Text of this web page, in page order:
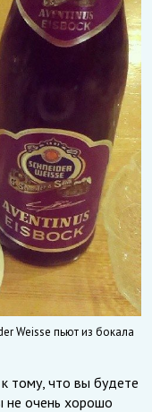
Weisse пьют из бокала
тому, что вы будете
не очень хорошо